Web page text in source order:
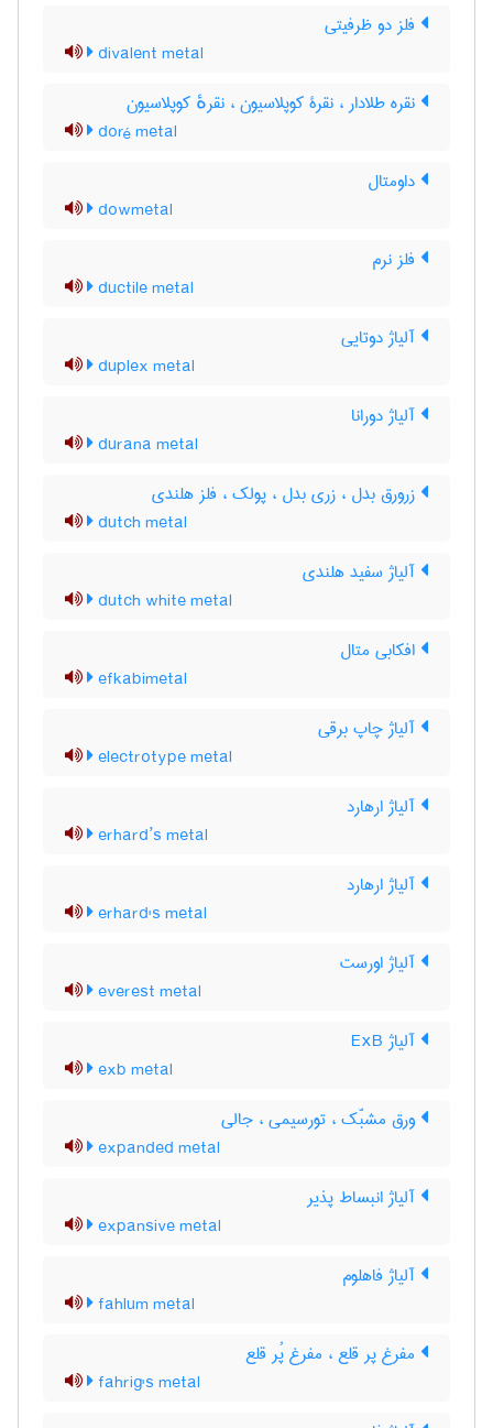
فلز دو ظرفیتی
divalent metal
نقره طلادار ، نقرۀ کوپلاسیون ، نقرهٔ کوپلاسیون
doré metal
داومتال
dowmetal
فلز نرم
ductile metal
آلیاژ دوتایی
duplex metal
آلیاژ دورانا
durana metal
زرورق بدل ، زری بدل ، پولک ، فلز هلندی
dutch metal
آلیاژ سفید هلندی
dutch white metal
افکابی متال
efkabimetal
آلیاژ چاپ برقی
electrotype metal
آلیاژ ارهارد
erhard’s metal
آلیاژ ارهارد
erhard's metal
آلیاژ اورست
everest metal
آلیاژ ExB
exb metal
ورق مشبّک ، تورسیمی ، جالی
expanded metal
آلیاژ انبساط پذیر
expansive metal
آلیاژ فاهلوم
fahlum metal
مفرغ پر قلع ، مفرغ پُر قلع
fahrig's metal